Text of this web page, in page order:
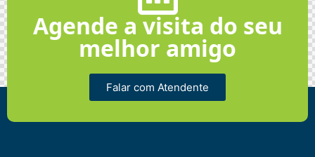
Agende a visita do seu
melhor amigo
Falar com Atendente